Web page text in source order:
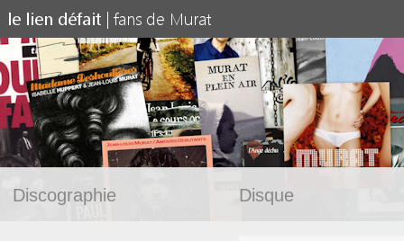
Discographie Disque